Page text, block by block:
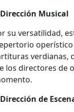
Musical
su versatilidad,
verdianas,
los directores de
de